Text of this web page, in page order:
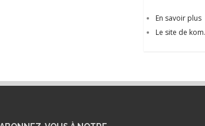
En savoir plus
Le site de